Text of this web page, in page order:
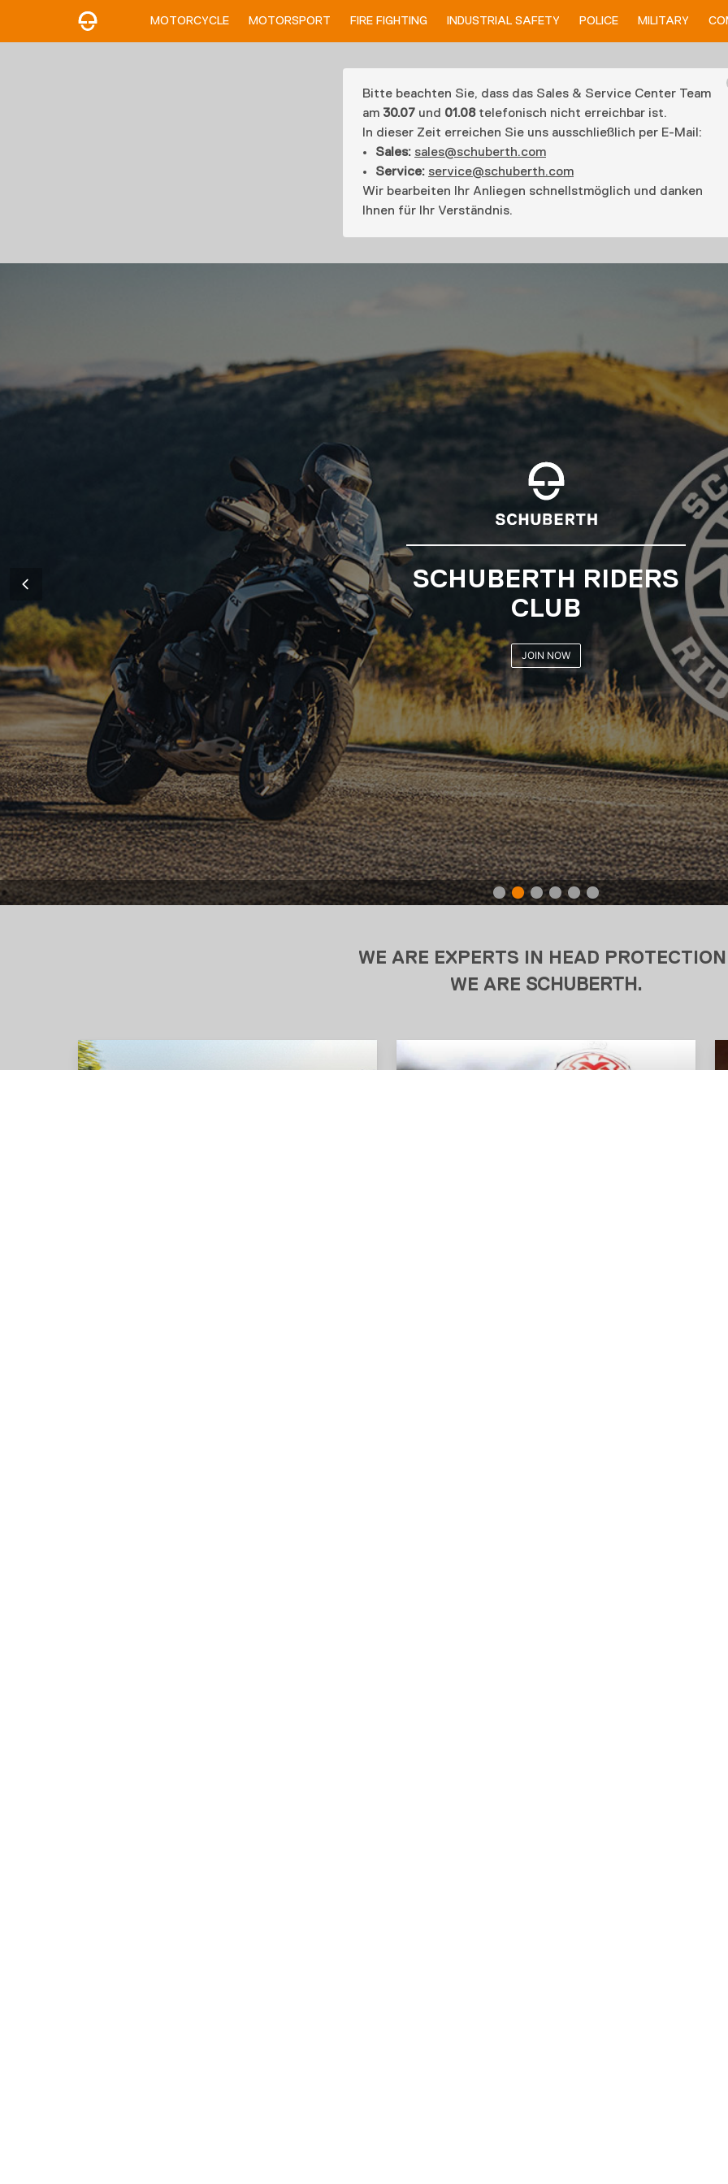
MOTORCYCLE MOTORSPORT FIRE FIGHTING INDUSTRIAL SAFETY POLICE MILITARY
Bitte beachten Sie, dass das Sales & Service Center Team
am 30.07 und 01.08telefonisch nicht erreichbar ist.
In dieser Zeit erreichen Sie uns ausschließlich per E-Mail:
Sales: sales@schuberth.com
Service: service@schuberth.com
Wir bearbeiten Ihr Anliegen schnellstmöglich und danken
Ihnen für Ihr Verständnis.
SCHUBERTH RIDERS
CLUB
JOIN NOW
WE ARE EXPERTS IN HEAD
WE ARE SCHUBERTH .